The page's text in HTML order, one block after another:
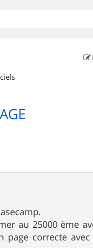
au 25000 ème
correcte avec